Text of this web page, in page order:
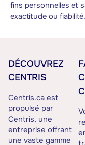
fins personnelles et
exactitude ou fiabilité.
DÉCOUVREZ
CENTRIS
Centris.ca est
propulsé par
Centris, une
entreprise offrant
une vaste gamme